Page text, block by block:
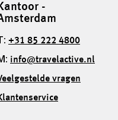
Kantoor -
+31 85 222 4800
info@travelactive.nl
vragen